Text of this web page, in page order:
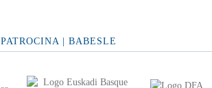
PATROCINA | BABESLE